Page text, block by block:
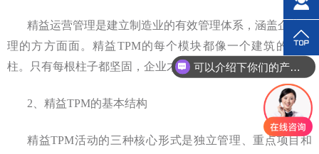
精益运营管理是建立制造业的有效管理体系，涵盖企业管
理的方方面面。精益TPM的每个模块都像一个建筑的支撑
柱。只有每根柱子都坚固，企业才能达到良好的水平。
2、精益TPM的基本结构
精益TPM活动的三种核心形式是独立管理、重点项目和
可以介绍下你们的产品么？